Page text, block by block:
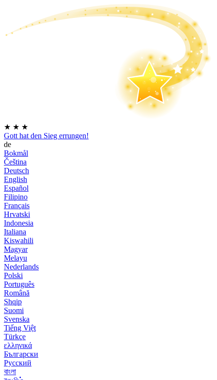
★ ★ ★
Gott hat den Sieg errungen!
de
Bokmål
Čeština
Deutsch
English
Español
Filipino
Français
Hrvatski
Indonesia
Italiana
Kiswahili
Magyar
Melayu
Nederlands
Polski
Português
Română
Shqip
Suomi
Svenska
Tiếng Việt
Türkçe
ελληνικά
Български
Русский
বাংলা